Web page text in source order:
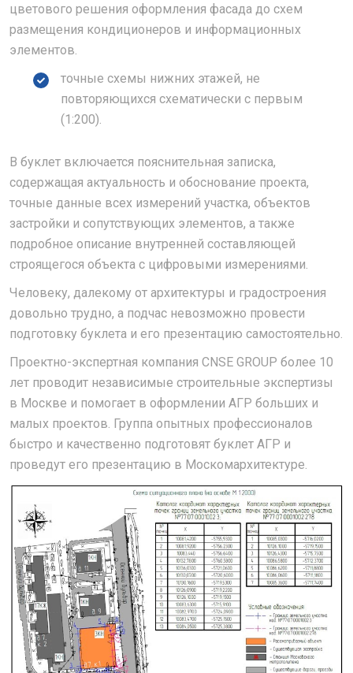
цветового решения оформления фасада до схем
размещения кондиционеров и информационных
элементов.
точные схемы нижних этажей, не
повторяющихся схематически с первым
(1:200).
В буклет включается пояснительная записка,
содержащая актуальность и обоснование проекта,
точные данные всех измерений участка, объектов
застройки и сопутствующих элементов, а также
подробное описание внутренней составляющей
строящегося объекта с цифровыми измерениями.
Человеку, далекому от архитектуры и градостроения
довольно трудно, а подчас невозможно провести
подготовку буклета и его презентацию самостоятельно.
Проектно-экспертная компания CNSE GROUP более 10
лет проводит независимые строительные экспертизы
в Москве и помогает в оформлении АГР больших и
малых проектов. Группа опытных профессионалов
быстро и качественно подготовят буклет АГР и
проведут его презентацию в Москомархитектуре.